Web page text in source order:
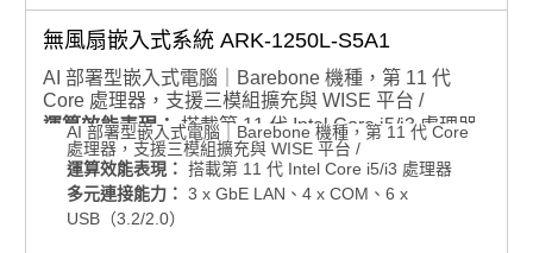
無風扇嵌入式系統 ARK-1250L-S5A1
AI 部署型嵌入式電腦｜Barebone 機種，第 11 代
Core 處理器，支援三模組擴充與 WISE 平台 /
運算效能表現：搭載第 11 代 Intel Core i5/i3 處理器
多元連接能力：3 x GbE LAN、4 x COM、6 x
USB（3.2/2.0）
彈性安裝與部署：
AI 部署型嵌入式電腦｜Barebone 機種，第 11 代 Core
處理器，支援三模組擴充與 WISE 平台 /
運算效能表現： 搭載第 11 代 Intel Core i5/i3 處理器
多元連接能力： 3 x GbE LAN、4 x COM、6 x
USB（3.2/2.0）